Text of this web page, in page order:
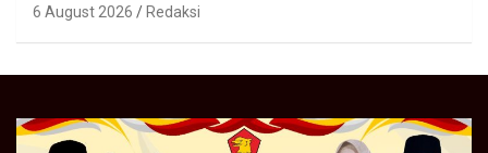
6 August 2026 Redaksi